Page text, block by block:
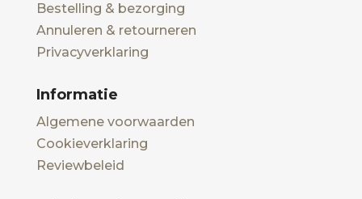
Bestelling & bezorging
Annuleren & retourneren
Privacyverklaring
Informatie
Algemene voorwaarden
Cookieverklaring
Reviewbeleid